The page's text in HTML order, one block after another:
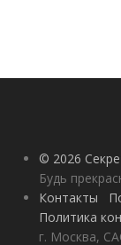
© 2026
Будь
Контакты
Политика
г. Москва,